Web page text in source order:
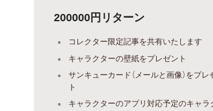
200000円リターン
コレクター限定記事を共有いたします
キャラクターの壁紙をプレゼント
サンキューカード（メールと画像）をプレ
ト
キャラクターのアプリ対応予定のキャラ